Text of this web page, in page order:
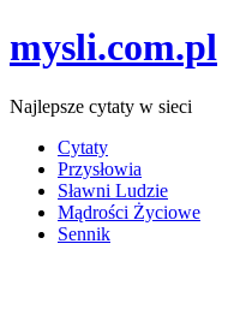
mysli.com.pl
Najlepsze cytaty w sieci
Cytaty
Przysłowia
Sławni Ludzie
Mądrości Życiowe
Sennik